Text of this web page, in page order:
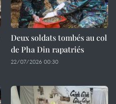
Deux soldats tombés au col
de Pha Din rapatriés
22/07/2026 00:30